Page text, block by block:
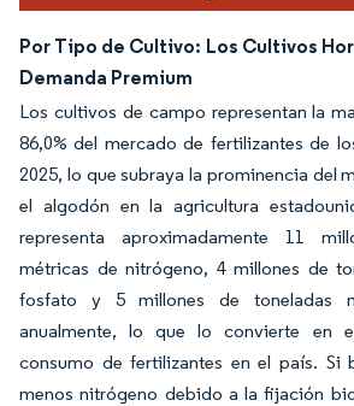
Por Tipo de Cultivo: Los Cultivos
Demanda Premium
Los cultivos de campo representan la
86,0% del mercado de fertilizantes de
2025, lo que subraya la prominencia del
el algodón en la agricultura
representa aproximadamente 11
métricas de nitrógeno, 4 millones de
fosfato y 5 millones de toneladas
anualmente, lo que lo convierte en
consumo de fertilizantes en el país. Si
menos nitrógeno debido a la fijación